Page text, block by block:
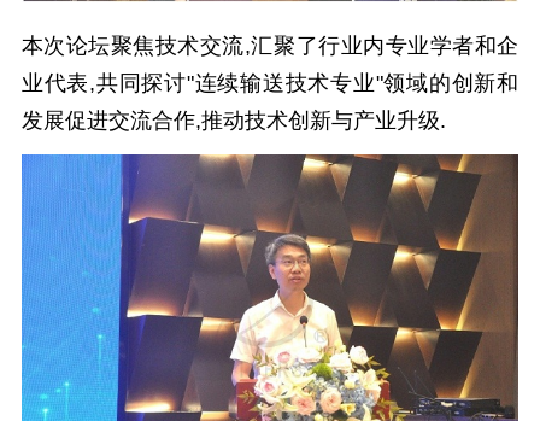
本次论坛聚焦技术交流,汇聚了行业内专业学者和企
业代表,共同探讨"连续输送技术专业"领域的创新和
发展促进交流合作,推动技术创新与产业升级.